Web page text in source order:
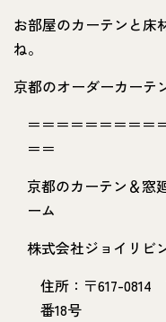
お部屋のカーテンと床
ね。
京都のオーダーカーテ
＝＝＝＝＝＝＝＝＝
＝＝
京都のカーテン＆窓
ーム
株式会社ジョイリビ
住所：〒617-0814
番18号